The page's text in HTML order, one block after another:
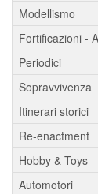
Modellismo
Fortificazioni -
Periodici
Sopravvivenza
Itinerari storici
Re-enactment
Hobby & Toys
Automotori